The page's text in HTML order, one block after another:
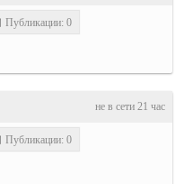
Публикации: 0
не в сети 21 час
Публикации: 0